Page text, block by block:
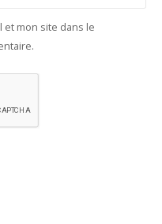
et mon site dans le